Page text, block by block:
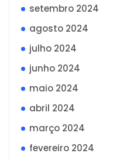
setembro 2024
agosto 2024
julho 2024
junho 2024
maio 2024
abril 2024
março 2024
fevereiro 2024